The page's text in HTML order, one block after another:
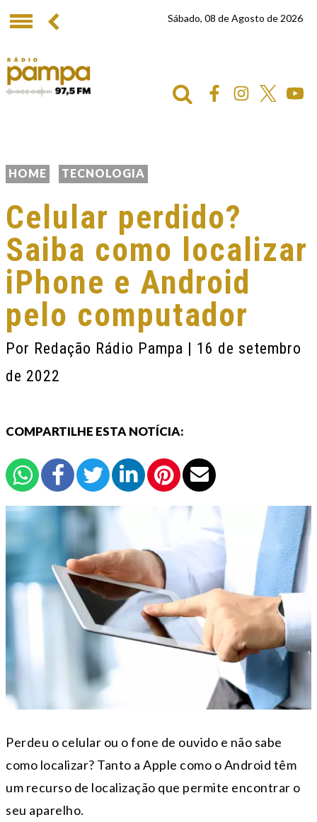
Sábado, 08 de Agosto de 2026
HOME TECNOLOGIA
Celular perdido?
Saiba como localizar
iPhone e Android
pelo computador
Por Redação Rádio Pampa | 16 de setembro
de 2022
COMPARTILHE ESTA NOTÍCIA:
Perdeu o celular ou o fone de ouvido e não sabe
como localizar? Tanto a Apple como o Android têm
um recurso de localização que permite encontrar o
seu aparelho.